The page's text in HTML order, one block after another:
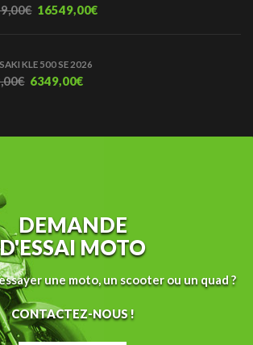
€ 16549,00€
KLE 500 SE 2026
€ 6349,00€
DEMANDE
D'ESSAI MOTO
une moto, un scooter ou un quad ?
CONTACTEZ-NOUS !